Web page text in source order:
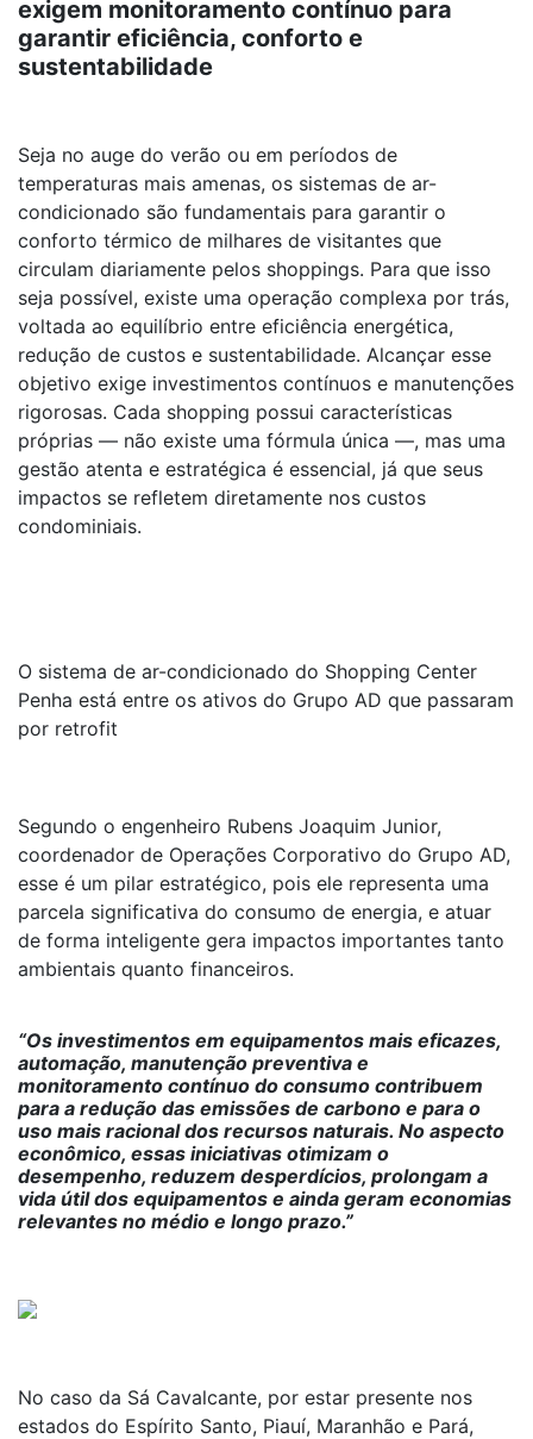
exigem monitoramento contínuo para
garantir eficiência, conforto e
sustentabilidade
Seja no auge do verão ou em períodos de
temperaturas mais amenas, os sistemas de ar-
condicionado são fundamentais para garantir o
conforto térmico de milhares de visitantes que
circulam diariamente pelos shoppings. Para que isso
seja possível, existe uma operação complexa por trás,
voltada ao equilíbrio entre eficiência energética,
redução de custos e sustentabilidade. Alcançar esse
objetivo exige investimentos contínuos e manutenções
rigorosas. Cada shopping possui características
próprias — não existe uma fórmula única —, mas uma
gestão atenta e estratégica é essencial, já que seus
impactos se refletem diretamente nos custos
condominiais.
O sistema de ar-condicionado do Shopping Center
Penha está entre os ativos do Grupo AD que passaram
por retrofit
Segundo o engenheiro Rubens Joaquim Junior,
coordenador de Operações Corporativo do Grupo AD,
esse é um pilar estratégico, pois ele representa uma
parcela significativa do consumo de energia, e atuar
de forma inteligente gera impactos importantes tanto
ambientais quanto financeiros.
“Os investimentos em equipamentos mais eficazes,
automação, manutenção preventiva e
monitoramento contínuo do consumo contribuem
para a redução das emissões de carbono e para o
uso mais racional dos recursos naturais. No aspecto
econômico, essas iniciativas otimizam o
desempenho, reduzem desperdícios, prolongam a
vida útil dos equipamentos e ainda geram economias
relevantes no médio e longo prazo.”
No caso da Sá Cavalcante, por estar presente nos
estados do Espírito Santo, Piauí, Maranhão e Pará,